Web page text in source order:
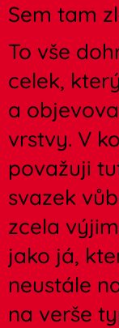
Sem tam
To vše
celek,
a
vrstvy. V
považuji
svazek
zcela
jako já,
neustále
na verše